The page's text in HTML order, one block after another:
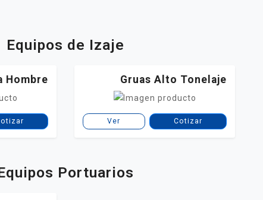
Equipos de Izaje
Hombre Gruas Alto Tonelaje
Ver Cotizar
Portuarios